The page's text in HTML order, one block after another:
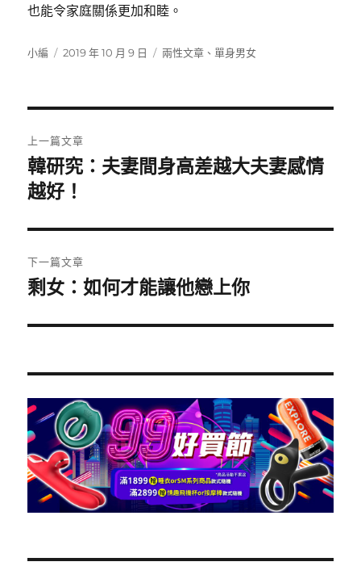
也能令家庭關係更加和睦。
作
小編
發
2019 年 10 月 9 日
分
兩性文章 、 單身男女
章
導
覽
上一篇文章
上
一
文
章:
韓研究：夫妻間身高差越大夫妻感情
越好！
下一篇文章
下
篇
章:
剩女：如何才能讓他戀上你